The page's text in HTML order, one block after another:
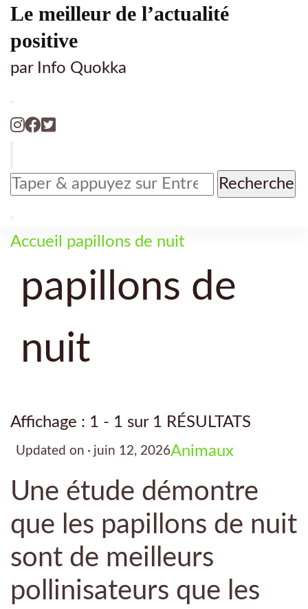
Le meilleur de l’actualité
positive
par Info Quokka
Vous
recherchiez
?
Accueil papillons de nuit
papillons de
nuit
Affichage : 1 - 1 sur 1 RÉSULTATS
Updated on juin 12, 2026Animaux
Une étude démontre
que les papillons de nuit
sont de meilleurs
pollinisateurs que les